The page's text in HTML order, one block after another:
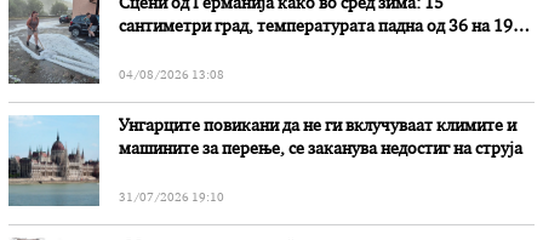
Сцени од Германија како во сред зима: 15
сантиметри град, температурата падна од 36 на 19
04/08/2026 13:08
Унгарците повикани да не ги вклучуваат климите и
машините за перење, се заканува недостиг на струја
31/07/2026 19:10